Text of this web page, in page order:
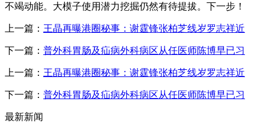
不竭动能。大模子使用潜力挖掘仍然有待提拔。下一步！
上一篇： 王晶再曝港圈秘事：谢霆锋张柏芝线岁罗志祥近
下一篇： 普外科胃肠及疝病外科病区从任医师陈博早已习
上一篇： 王晶再曝港圈秘事：谢霆锋张柏芝线岁罗志祥近
下一篇： 普外科胃肠及疝病外科病区从任医师陈博早已习
最新新闻